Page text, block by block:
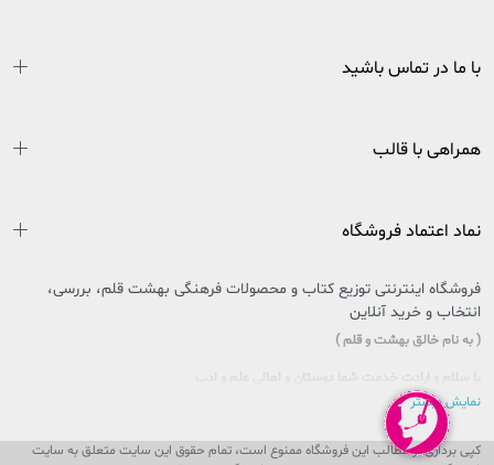
با ما در تماس باشید
همراهی با قالب
نماد اعتماد فروشگاه
فروشگاه اینترنتی توزیع کتاب و محصولات فرهنگی بهشت قلم، بررسی،
انتخاب و خرید آنلاین
( به نام خالق بهشت و قلم )
با سلام و ارادت خدمت شما دوستان و اهالی علم و ادب
سایتی را که در پیش روی دارید حاصل تلاش بی وقفه جمعی از جوانان اهل فرهنگ و کتاب
کشور عزیزمان ایران است که در راستای تحقق امر و فرمایشات مقام معظم رهبری در
خصوص مطالعه و کتابخوانی، پا به عرصه وجود گذاشت تا ذره ای از این بار سنگین فرهنگی
نمایش بیشتر
کپی برداری از مطالب این فروشگاه ممنوع است، تمام حقوق این سایت متعلق به سایت